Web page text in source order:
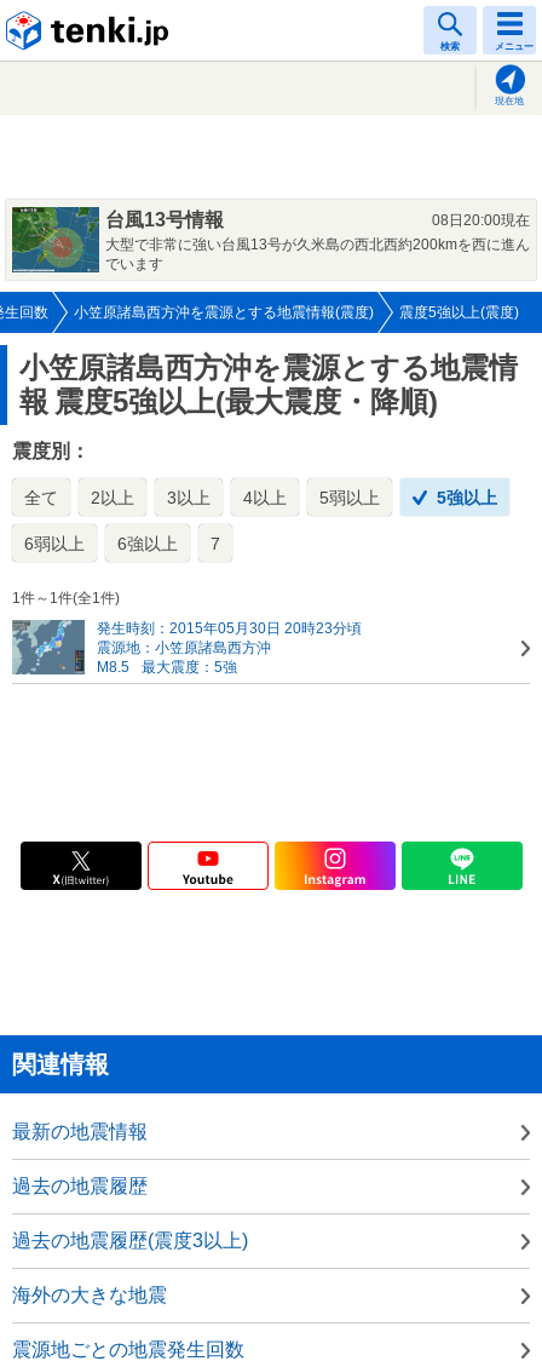
検索 メニュー
現在地
台風13号情報
08日20:00現在
大型で非常に強い台風13号が久米島の西北西約200kmを西に進ん
でいます
生回数 小笠原諸島西方沖を震源とする地震情報(震度) 震度5強以上(震度)
小笠原諸島西方沖を震源とする地震情
報 震度5強以上(最大震度・降順)
震度別：
全て 2以上 3以上 4以上 5弱以上 5強以上
6弱以上 6強以上 7
1件～1件(全1件)
発生時刻：2015年05月30日 20時23分頃
震源地：小笠原諸島西方沖
M8.5
最大震度：5強
関連情報
最新の地震情報
過去の地震履歴
過去の地震履歴(震度3以上)
海外の大きな地震
震源地ごとの地震発生回数